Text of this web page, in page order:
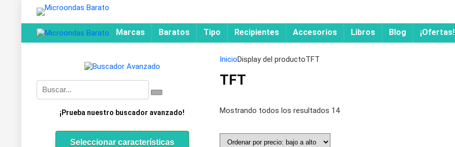
Marcas Baratos Tipo Recipientes Accesorios Libros Blog ¡Ofertas!
¡Prueba nuestro buscador avanzado!
Seleccionar características
InicioDisplay del productoTFT
TFT
Mostrando todos los resultados 14